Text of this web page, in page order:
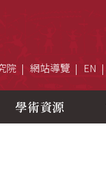
院 網站導覽 EN
學術資源